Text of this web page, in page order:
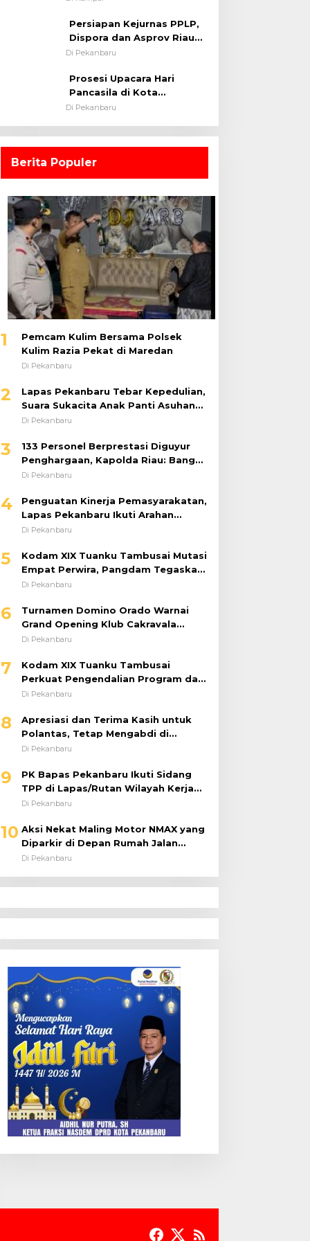
Persiapan Kejurnas PPLP,
Dispora dan Asprov Riau
Tinjau Kelayakan Rumput
Di Pekanbaru
Prosesi Upacara Hari
Pancasila di Kota
Pekanbaru Tetap Khidmat
Di Pekanbaru
Berita Populer
1
Pemcam Kulim Bersama Polsek
Kulim Razia Pekat di Maredan
Di Pekanbaru
2
Lapas Pekanbaru Tebar Kepedulian,
Suara Sukacita Anak Panti Asuhan
Kemuliaan Iringi Bantuan Sosial
Di Pekanbaru
3
133 Personel Berprestasi Diguyur
Penghargaan, Kapolda Riau: Bangun
Kepercayaan Publik dengan Karya
Di Pekanbaru
4
Penguatan Kinerja Pemasyarakatan,
Lapas Pekanbaru Ikuti Arahan
Dirjenpas Secara Virtual
Di Pekanbaru
5
Kodam XIX Tuanku Tambusai Mutasi
Empat Perwira, Pangdam Tegaskan
Regenerasi untuk Perkuat Kinerja
Di Pekanbaru
6
Turnamen Domino Orado Warnai
Grand Opening Klub Cakravala
Pekanbaru
Di Pekanbaru
7
Kodam XIX Tuanku Tambusai
Perkuat Pengendalian Program dan
Implementasi Doktrin TNI AD
Di Pekanbaru
8
Apresiasi dan Terima Kasih untuk
Polantas, Tetap Mengabdi di
Tengah Guyuran Hujan
Di Pekanbaru
9
PK Bapas Pekanbaru Ikuti Sidang
TPP di Lapas/Rutan Wilayah Kerja
Bahas Usulan Remisi Umum Jelang
Di Pekanbaru
10 Aksi Nekat Maling Motor NMAX yang
Diparkir di Depan Rumah Jalan
Tiung Raib Dicuri : Korban Minta
Di Pekanbaru